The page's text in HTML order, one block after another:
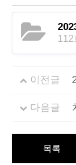
112
이전글
다음글
목록